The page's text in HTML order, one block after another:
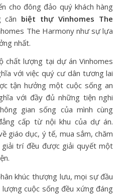
cho đông đảo quý khách hàng
căn biệt thự Vinhomes The
The Harmony như sự lựa
nhất.
chất lượng tại dự án Vinhomes
với việc quý cư dân tương lai
tận hưởng một cuộc sống an
với đầy đủ những tiện nghi
gian sống của mình cùng
cấp từ nội khu của dự án.
giáo dục, ý tế, mua sắm, chăm
trí đều được giải quyết một
khúc thượng lưu, mọi sự đầu
cuộc sống đều xứng đáng